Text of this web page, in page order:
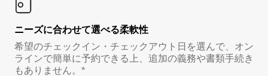
ニーズに合わせて選べる柔軟性
希望のチェックイン・チェックアウト日を選んで、オン
ラインで簡単に予約できる上、追加の義務や書類手続き
もありません。*